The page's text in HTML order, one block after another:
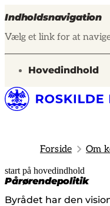
Indholdsnavigation
Vælg et link for at
gå til
Hovedindhold
Forside Om
start på hovedindhold
Pårørendepolitik
Byrådet har den
senest opdateret 12. marts